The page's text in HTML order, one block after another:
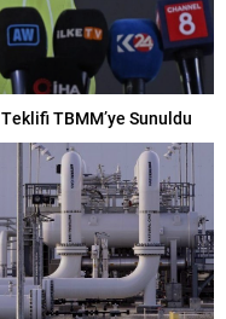
TBMM’ye Sunuldu